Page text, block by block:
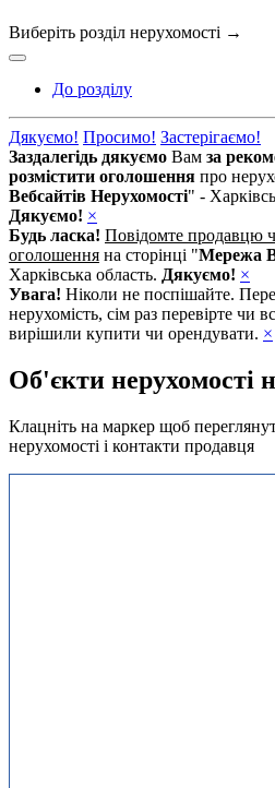
Виберіть розділ нерухомості →
До розділу
Дякуємо! Просимо! Застерігаємо!
Заздалегідь дякуємо Вам за
розмістити оголошення про
Вебсайтів Нерухомості" -
Дякуємо! ×
Будь ласка! Повідомте продавцю
оголошення на сторінці "Мережа
Харківська область. Дякуємо! ×
Увага! Ніколи не поспішайте.
нерухомість, сім раз перевірте чи
вирішили купити чи орендувати. ×
Об'єкти нерухомості
Клацніть на маркер щоб
нерухомості і контакти продавця